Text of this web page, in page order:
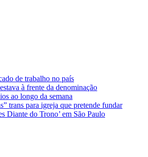
de trabalho no país
à frente da denominação
ao longo da semana
trans para igreja que pretende fundar
Diante do Trono’ em São Paulo